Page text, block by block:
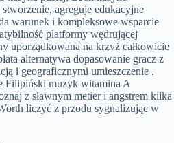
agreguje edukacyjne
warunek i kompleksowe wsparcie
platformy wędrującej
uporządkowana na krzyż całkowicie
alternatywa dopasowanie gracz z
i geograficznymi umieszczenie .
Filipiński muzyk witamina A
z sławnym metier i angstrem kilka
liczyć z przodu sygnalizując w